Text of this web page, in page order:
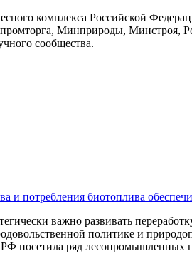
комплекса Российской
Минприроды, Минстроя,
сообщества.
и потребления биотоплива
важно развивать
политике и
посетила ряд лесопромышленных